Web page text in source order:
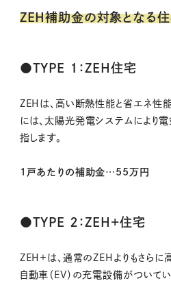
ZEH補助金の対象となる
●TYPE １：ZEH住宅
ZEHは、高い断熱性能と省エネ性
には、太陽光発電システムにより
指します。
1戸あたりの補助金…55万円
●TYPE ２：ZEH+住宅
ZEH+は、通常のZEHよりもさらに
自動車（EV）の充電設備がついて